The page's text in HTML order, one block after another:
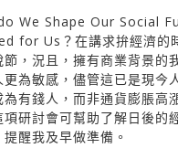
We Shape Our Social
for Us？在講求拚經濟的
節，況且，擁有商業背景的
為敏感，儘管這已是現今
有錢人，而非通貨膨脹高
項研討會可幫助了解日後的
醒我及早做準備。